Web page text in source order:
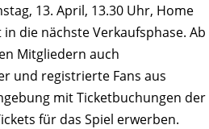
13. April, 13.30 Uhr, Home
die nächste Verkaufsphase. Ab
Mitgliedern auch
und registrierte Fans aus
mit Ticketbuchungen der
für das Spiel erwerben.